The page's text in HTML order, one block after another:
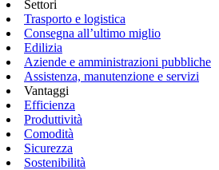
Settori
Trasporto e logistica
Consegna all’ultimo miglio
Edilizia
Aziende e amministrazioni pubbliche
Assistenza, manutenzione e servizi
Vantaggi
Efficienza
Produttività
Comodità
Sicurezza
Sostenibilità